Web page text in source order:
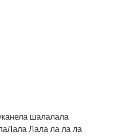
шалалала
Лала ла ла ла